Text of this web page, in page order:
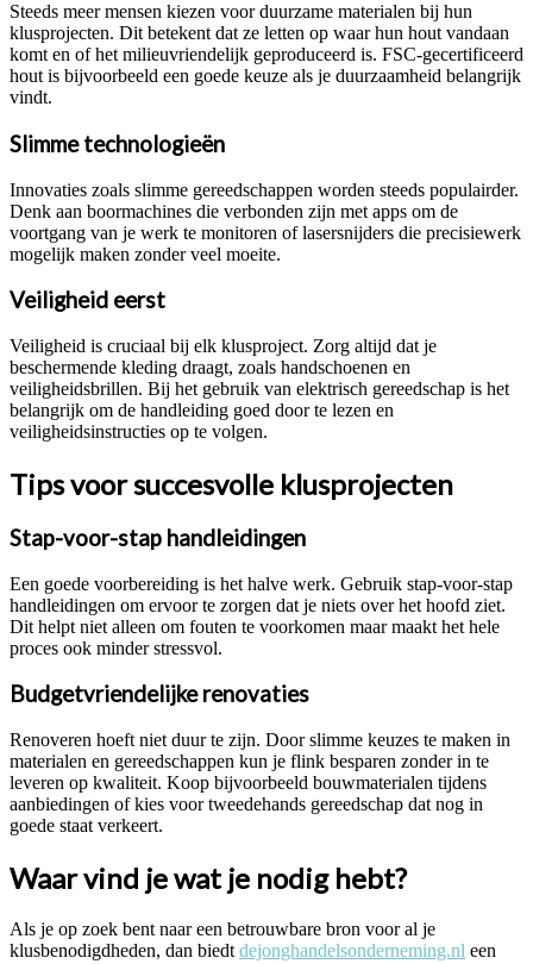
Steeds meer mensen kiezen voor duurzame materialen bij hun
klusprojecten. Dit betekent dat ze letten op waar hun hout vandaan
komt en of het milieuvriendelijk geproduceerd is. FSC-gecertificeerd
hout is bijvoorbeeld een goede keuze als je duurzaamheid belangrijk
vindt.
Slimme technologieën
Innovaties zoals slimme gereedschappen worden steeds populairder.
Denk aan boormachines die verbonden zijn met apps om de
voortgang van je werk te monitoren of lasersnijders die precisiewerk
mogelijk maken zonder veel moeite.
Veiligheid eerst
Veiligheid is cruciaal bij elk klusproject. Zorg altijd dat je
beschermende kleding draagt, zoals handschoenen en
veiligheidsbrillen. Bij het gebruik van elektrisch gereedschap is het
belangrijk om de handleiding goed door te lezen en
veiligheidsinstructies op te volgen.
Tips voor succesvolle klusprojecten
Stap-voor-stap handleidingen
Een goede voorbereiding is het halve werk. Gebruik stap-voor-stap
handleidingen om ervoor te zorgen dat je niets over het hoofd ziet.
Dit helpt niet alleen om fouten te voorkomen maar maakt het hele
proces ook minder stressvol.
Budgetvriendelijke renovaties
Renoveren hoeft niet duur te zijn. Door slimme keuzes te maken in
materialen en gereedschappen kun je flink besparen zonder in te
leveren op kwaliteit. Koop bijvoorbeeld bouwmaterialen tijdens
aanbiedingen of kies voor tweedehands gereedschap dat nog in
goede staat verkeert.
Waar vind je wat je nodig hebt?
Als je op zoek bent naar een betrouwbare bron voor al je
klusbenodigdheden, dan biedt dejonghandelsonderneming.nl een